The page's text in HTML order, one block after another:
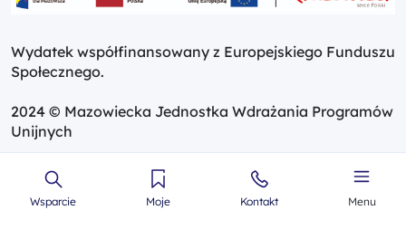
Wsparcie Moje Kontakt Menu
Wydatek współfinansowany z Europejskiego Funduszu
Społecznego.
2024 © Mazowiecka Jednostka Wdrażania Programów
Unijnych